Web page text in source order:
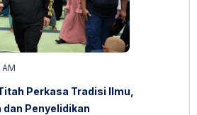
Perkasa Tradisi Ilmu,
dan Penyelidikan